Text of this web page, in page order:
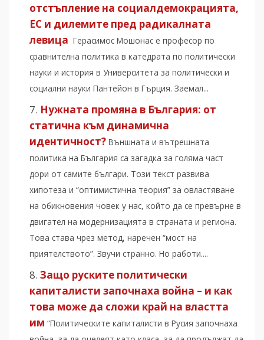
отстъпление на социалдемокрацията,
ЕС и дилемите пред радикалната
левица Герасимос Мошонас е професор по
сравнителна политика в катедрата по политически
науки и история в Университета за политически и
социални науки Пантейон в Гърция. Заемал...
Нужната промяна в България: от
статична към динамична
идентичност? Външната и вътрешната
политика на България са загадка за голяма част
дори от самите българи. Този текст развива
хипотеза и “оптимистична теория” за овластяване
на обикновения човек у нас, който да се превърне в
двигател на модернизацията в страната и региона.
Това става чрез метод, наречен “мост на
приятелството”. Звучи странно. Но работи....
Защо руските политически
капиталисти започнаха война – и как
това може да сложи край на властта
им “Политическите капиталисти в Русия започнаха